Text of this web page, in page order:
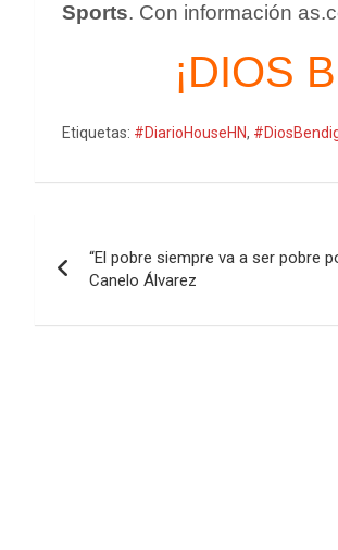
Sports. Con información
¡DIOS
Etiquetas: #DiarioHouseHN,
de
entradas
“El pobre siempre va a ser pobre
Canelo Álvarez